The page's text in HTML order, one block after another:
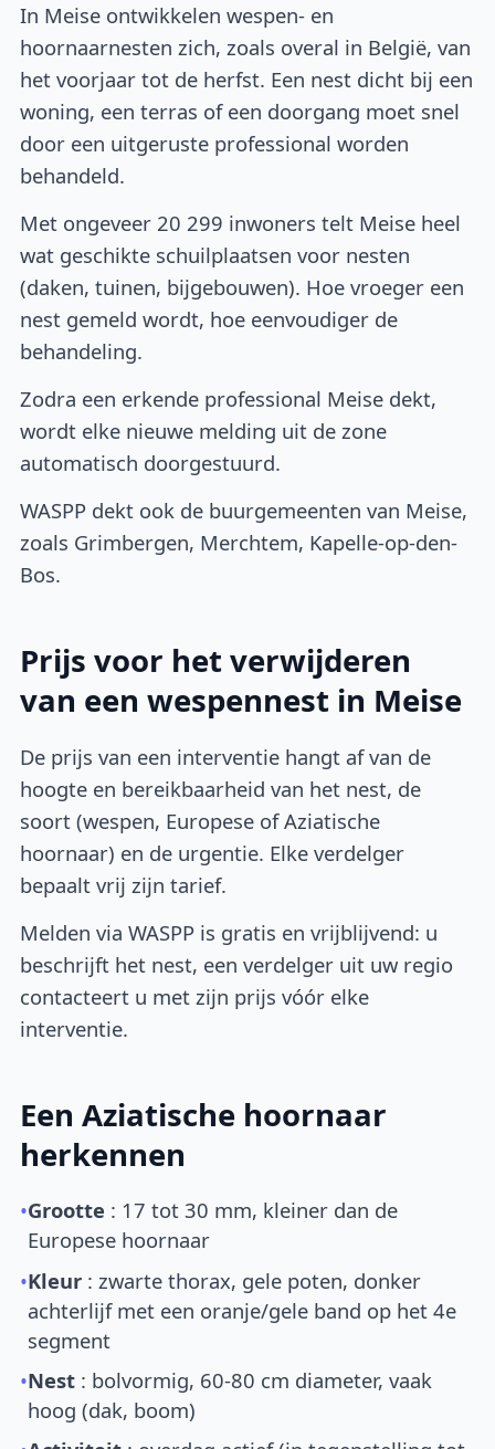
In Meise ontwikkelen wespen- en
hoornaarnesten zich, zoals overal in België, van
het voorjaar tot de herfst. Een nest dicht bij een
woning, een terras of een doorgang moet snel
door een uitgeruste professional worden
behandeld.
Met ongeveer 20 299 inwoners telt Meise heel
wat geschikte schuilplaatsen voor nesten
(daken, tuinen, bijgebouwen). Hoe vroeger een
nest gemeld wordt, hoe eenvoudiger de
behandeling.
Zodra een erkende professional Meise dekt,
wordt elke nieuwe melding uit de zone
automatisch doorgestuurd.
WASPP dekt ook de buurgemeenten van Meise,
zoals Grimbergen, Merchtem, Kapelle-op-den-
Bos.
Prijs voor het verwijderen
van een wespennest in Meise
De prijs van een interventie hangt af van de
hoogte en bereikbaarheid van het nest, de
soort (wespen, Europese of Aziatische
hoornaar) en de urgentie. Elke verdelger
bepaalt vrij zijn tarief.
Melden via WASPP is gratis en vrijblijvend: u
beschrijft het nest, een verdelger uit uw regio
contacteert u met zijn prijs vóór elke
interventie.
Een Aziatische hoornaar
herkennen
•Grootte : 17 tot 30 mm, kleiner dan de
Europese hoornaar
•Kleur : zwarte thorax, gele poten, donker
achterlijf met een oranje/gele band op het 4e
segment
•Nest : bolvormig, 60-80 cm diameter, vaak
hoog (dak, boom)